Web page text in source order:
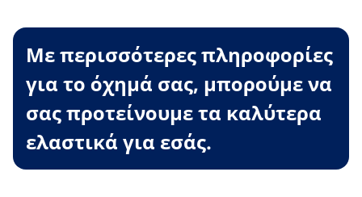
Με περισσότερες πληροφορίες
για το όχημά σας, μπορούμε να
σας προτείνουμε τα καλύτερα
ελαστικά για εσάς.